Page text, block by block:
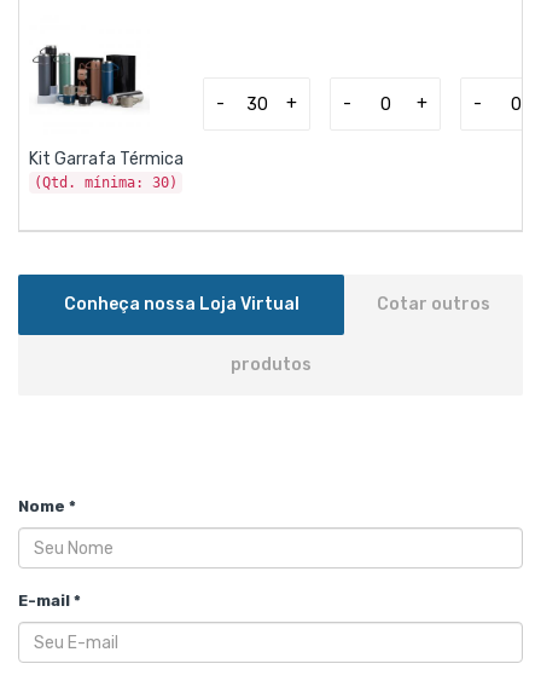
Kit Garrafa Térmica
(Qtd. mínima: 30)
- + - + -
Conheça nossa Loja Virtual Cotar outros
produtos
Nome *
E-mail *